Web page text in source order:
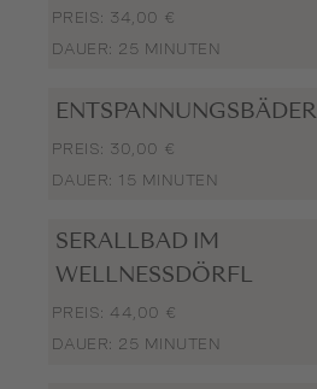
PREIS: 34,00 €
DAUER: 25 MINUTEN
ENTSPANNUNGSBÄDER
PREIS: 30,00 €
DAUER: 15 MINUTEN
SERALLBAD IM
WELLNESSDÖRFL
PREIS: 44,00 €
DAUER: 25 MINUTEN